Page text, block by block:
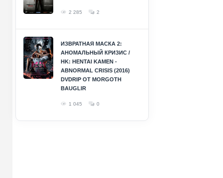
2 285 2
ИЗВРАТНАЯ МАСКА 2:
АНОМАЛЬНЫЙ КРИЗИС /
HK: HENTAI KAMEN -
ABNORMAL CRISIS (2016)
DVDRIP ОТ MORGOTH
BAUGLIR
1 045 0